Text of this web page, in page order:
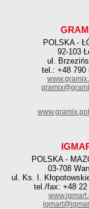
POLSKA -
92-103
ul.
tel.: +48 790
POLSKA -
03-708
ul. Ks. I.
tel./fax: +48 22